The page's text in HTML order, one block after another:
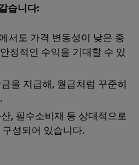
습니다:
서도 가격 변동성이 낮은 종
정적인 수익을 기대할 수 있
을 지급해, 월급처럼 꾸준히
, 필수소비재 등 상대적으로
성되어 있습니다.